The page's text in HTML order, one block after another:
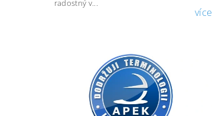
radostný v...
více